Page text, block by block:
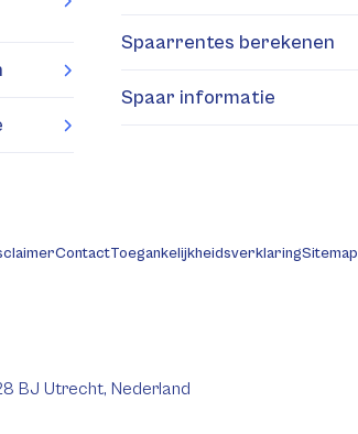
Spaarrentes berekenen
Spaar informatie
ContactToegankelijkheidsverklaringSitemap
BJ Utrecht, Nederland